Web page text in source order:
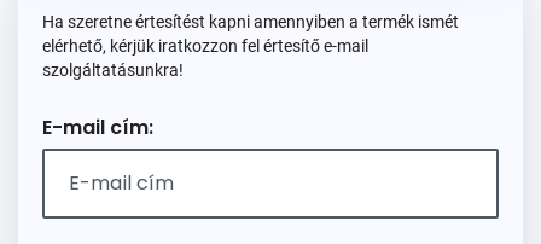
Ha szeretne értesítést kapni amennyiben a termék ismét
elérhető, kérjük iratkozzon fel értesítő e-mail
szolgáltatásunkra!
E-mail cím: